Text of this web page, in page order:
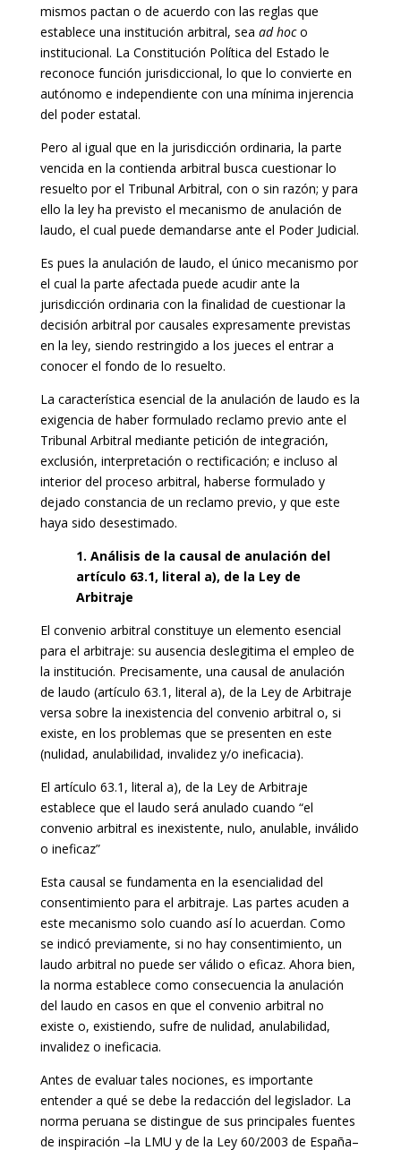
mismos pactan o de acuerdo con las reglas que
establece una institución arbitral, sea ad hoco
institucional. La Constitución Política del Estado le
reconoce función jurisdiccional, lo que lo convierte en
autónomo e independiente con una mínima injerencia
del poder estatal.
Pero al igual que en la jurisdicción ordinaria, la parte
vencida en la contienda arbitral busca cuestionar lo
resuelto por el Tribunal Arbitral, con o sin razón; y para
ello la ley ha previsto el mecanismo de anulación de
laudo, el cual puede demandarse ante el Poder Judicial.
Es pues la anulación de laudo, el único mecanismo por
el cual la parte afectada puede acudir ante la
jurisdicción ordinaria con la finalidad de cuestionar la
decisión arbitral por causales expresamente previstas
en la ley, siendo restringido a los jueces el entrar a
conocer el fondo de lo resuelto.
La característica esencial de la anulación de laudo es la
exigencia de haber formulado reclamo previo ante el
Tribunal Arbitral mediante petición de integración,
exclusión, interpretación o rectificación; e incluso al
interior del proceso arbitral, haberse formulado y
dejado constancia de un reclamo previo, y que este
haya sido desestimado.
1. Análisis de la causal de anulación del
artículo 63.1, literal a), de la Ley de
Arbitraje
El convenio arbitral constituye un elemento esencial
para el arbitraje: su ausencia deslegitima el empleo de
la institución. Precisamente, una causal de anulación
de laudo (artículo 63.1, literal a), de la Ley de Arbitraje
versa sobre la inexistencia del convenio arbitral o, si
existe, en los problemas que se presenten en este
(nulidad, anulabilidad, invalidez y/o ineficacia).
El artículo 63.1, literal a), de la Ley de Arbitraje
establece que el laudo será anulado cuando “el
convenio arbitral es inexistente, nulo, anulable, inválido
o ineficaz”
Esta causal se fundamenta en la esencialidad del
consentimiento para el arbitraje. Las partes acuden a
este mecanismo solo cuando así lo acuerdan. Como
se indicó previamente, si no hay consentimiento, un
laudo arbitral no puede ser válido o eficaz. Ahora bien,
la norma establece como consecuencia la anulación
del laudo en casos en que el convenio arbitral no
existe o, existiendo, sufre de nulidad, anulabilidad,
invalidez o ineficacia.
Antes de evaluar tales nociones, es importante
entender a qué se debe la redacción del legislador. La
norma peruana se distingue de sus principales fuentes
de inspiración –la LMU y de la Ley 60/2003 de España–